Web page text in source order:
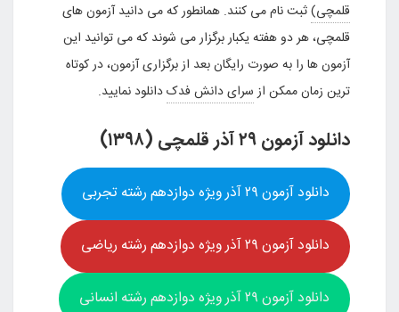
قلمچی)ثبت نام می کنند. همانطور که می دانید آزمون های
قلمچی، هر دو هفته یکبار برگزار می شوند که می توانید این
آزمون ها را به صورت رایگان بعد از برگزاری آزمون، در کوتاه
ترین زمان ممکن ازسرای دانش فدکدانلود نمایید.
دانلود آزمون ۲۹ آذر قلمچی (۱۳۹۸)
دانلود آزمون ۲۹ آذر ویژه دوازدهم رشته تجربی
دانلود آزمون ۲۹ آذر ویژه دوازدهم رشته ریاضی
دانلود آزمون ۲۹ آذر ویژه دوازدهم رشته انسانی